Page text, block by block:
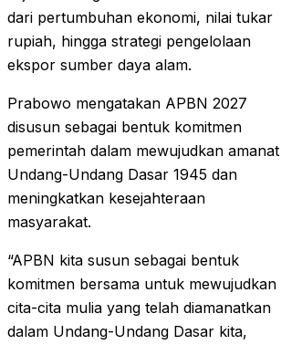
dari pertumbuhan ekonomi, nilai tukar
rupiah, hingga strategi pengelolaan
ekspor sumber daya alam.
Prabowo mengatakan APBN 2027
disusun sebagai bentuk komitmen
pemerintah dalam mewujudkan amanat
Undang-Undang Dasar 1945 dan
meningkatkan kesejahteraan
masyarakat.
“APBN kita susun sebagai bentuk
komitmen bersama untuk mewujudkan
cita-cita mulia yang telah diamanatkan
dalam Undang-Undang Dasar kita,